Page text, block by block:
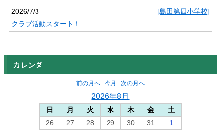
2026/7/3
[島田第四小学校]
クラブ活動スタート！
カレンダー
前の月へ 今月 次の月へ
2026年8月
日 月 火 水 木 金
土
26
27 28 29 30 31
1